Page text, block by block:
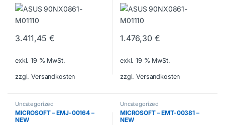
3.411,45 €
exkl. 19 % MwSt.
zzgl. Versandkosten
1.476,30 €
exkl. 19 % MwSt.
zzgl. Versandkosten
Uncategorized
MICROSOFT – EMJ-00164 –
NEW
Uncategorized
MICROSOFT – EMT-00381 –
NEW